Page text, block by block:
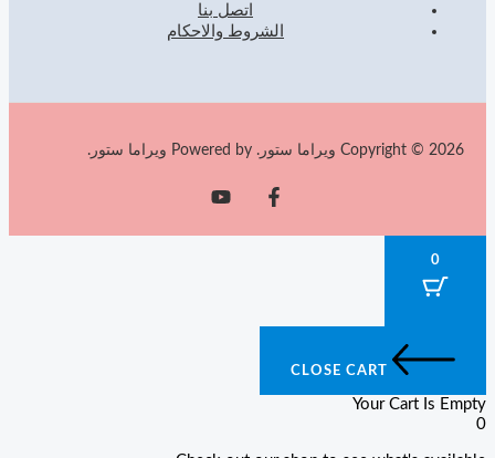
اتصل بنا
الشروط والاحكام
Copyright © 2026 ويراما ستور. Powered by ويراما ستور.
0
CLOSE CART
Your Cart Is Empty
0